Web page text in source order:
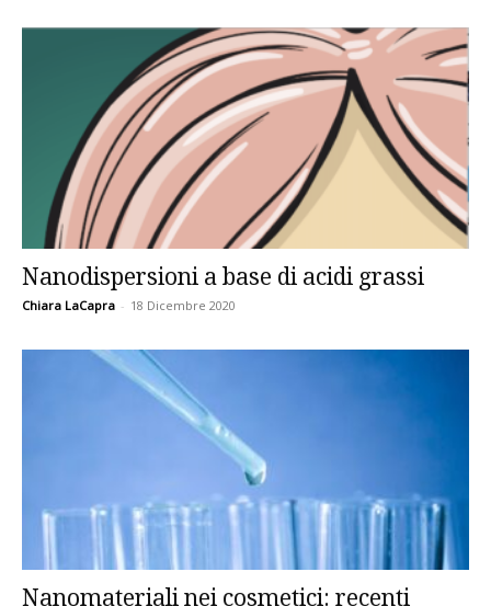
Nanodispersioni a base di acidi grassi
Chiara LaCapra - 18 Dicembre 2020
Nanomateriali nei cosmetici: recenti